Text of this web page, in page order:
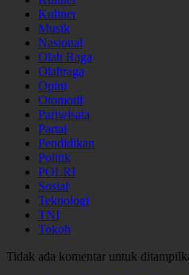
Kuliner
Musik
Nasional
Olah Raga
Olahraga
Opini
Otomotif
Pariwisata
Partai
Pendidikan
Politik
POLRI
Sosial
Teknologi
TNI
Tokoh
Tidak ada komentar untuk